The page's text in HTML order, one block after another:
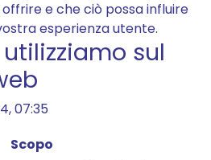
e che ciò possa influire
esperienza utente.
sul
07:35
Scopo